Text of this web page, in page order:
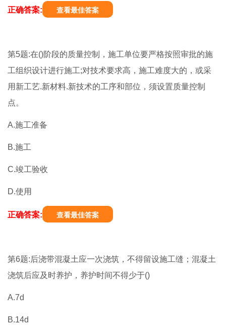
正确答案: 查看最佳答案
第5题:在()阶段的质量控制，施工单位要严格按照审批的施
工组织设计进行施工;对技术要求高，施工难度大的，或采
用新工艺.新材料.新技术的工序和部位，须设置质量控制
点。
A.施工准备
B.施工
C.竣工验收
D.使用
正确答案: 查看最佳答案
第6题:后浇带混凝土应一次浇筑，不得留设施工缝；混凝土
浇筑后应及时养护，养护时间不得少于()
A.7d
B.14d